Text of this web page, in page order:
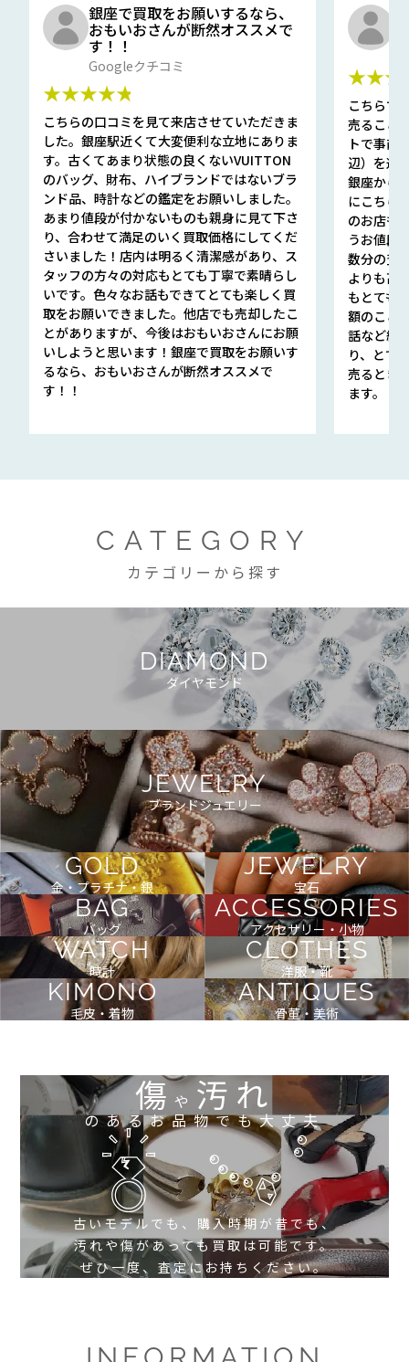
銀座で買取をお願いするなら、
おもいおさんが断然オススメで
す！！
Googleクチコミ
★★★★★
こちらの口コミを見て来店させていただきま
した。銀座駅近くて大変便利な立地にありま
す。古くてあまり状態の良くないVUITTON
のバッグ、財布、ハイブランドではないブラ
ンド品、時計などの鑑定をお願いしました。
あまり値段が付かないものも親身に見て下さ
り、合わせて満足のいく買取価格にしてくだ
さいました！店内は明るく清潔感があり、ス
タッフの方々の対応もとても丁寧で素晴らし
いです。色々なお話もできてとても楽しく買
取をお願いできました。他店でも売却したこ
とがありますが、今後はおもいおさんにお願
いしようと思います！銀座で買取をお願いす
るなら、おもいおさんが断然オススメで
す！！
こちらで
売ること
トで事前
辺）を選
銀座から
にこちら
のお店も
うお値段
数分の査
よりも高
もとても
額のこと
話など細
り、とて
売るとき
ます。
CATEGORY
カテゴリーから探す
DIAMOND
ダイヤモンド
JEWELRY
ブランドジュエリー
GOLD
金・プラチナ・銀
JEWELRY
宝石
BAG
バッグ
ACCESSORIES
アクセサリー・小物
WATCH
時計
CLOTHES
洋服・靴
KIMONO
毛皮・着物
ANTIQUES
骨董・美術
傷や 汚れ
のあるお品物でも大丈夫
古いモデルでも、購入時期が昔でも、
汚れや傷があっても買取は可能です。
ぜひ一度、査定にお持ちください。